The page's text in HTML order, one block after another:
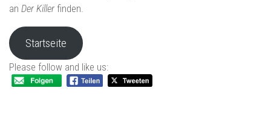
an Der Killer finden.
Startseite
Please follow and like us: